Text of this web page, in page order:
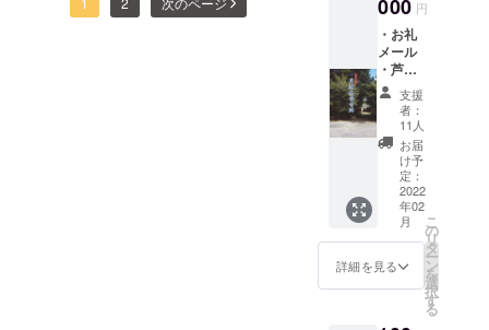
だけます。時間は10:00～
中特別
見学会
招待（2
名） ※
見学会
開催：
令和5年
6月～ ※
見学場
所：滋
賀県草
津市芦
浦町
363ｰ
1 芦浦
い。記
載不要
の場合
は”記載
不要”と
記入し
てくだ
さ
い。）
・ポス
トカー
ド５枚
※デザイ
ンの変
更はあ
000 円
・お礼
メール
・芦浦
観音寺
ホーム
ページ
にお名
前記載
（※ご支
援時
に、必
ず備考
欄に記
載する
ご希望
支援
者：
11人
お届
け予
定：
2022
年02
月
詳細を見る
こ
の
リ
タ
ー
ン
を
選
択
す
る